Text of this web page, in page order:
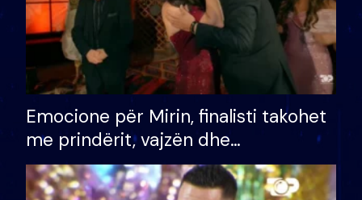
Emocione për Mirin, finalisti takohet
me prindërit, vajzën dhe
bashkëshorten: S’kemi ndonjë letër
divorci apo jo?